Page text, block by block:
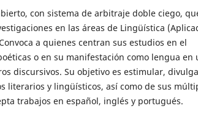
con sistema de arbitraje doble ciego,
en las áreas de Lingüística
a quienes centran sus estudios en el
o en su manifestación como lengua en
discursivos. Su objetivo es estimular,
literarios y lingüísticos, así como de sus
trabajos en español, inglés y portugués.